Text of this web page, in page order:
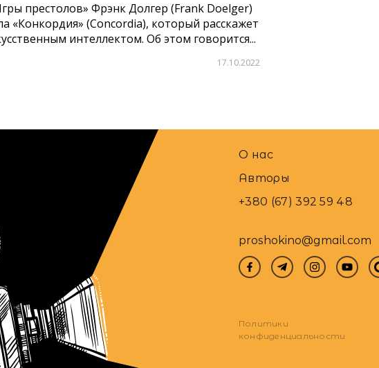
престолов» Фрэнк Долгер (Frank Doelger)
«Конкордия» (Concordia), который расскажет
интеллектом. Об этом говорится...
17.10.2022
О нас
Авторы
+380 (67) 392 59 48
proshokino@gmail.com
Политики
конфиденциальности